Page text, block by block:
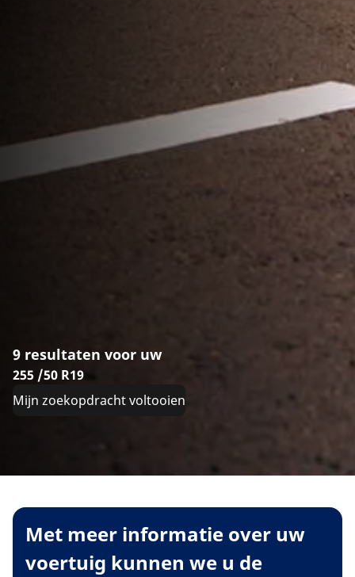
9 resultaten voor uw
255 /50 R19
Mijn zoekopdracht voltooien
Met meer informatie over uw
voertuig kunnen we u de